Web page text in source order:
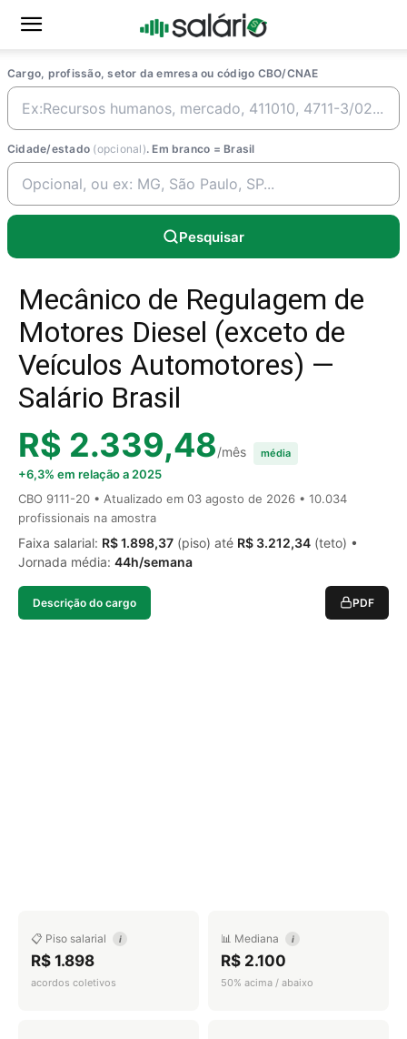
Cargo, profissão, setor da emresa ou código CBO/CNAE
Cidade/estado (opcional). Em branco = Brasil
Pesquisar
Mecânico de Regulagem de
Motores Diesel (exceto de
Veículos Automotores) —
Salário Brasil
R$ 2.339,48/mês média
+6,3% em relação a 2025
CBO 9111-20 • Atualizado em 03 agosto de 2026 • 10.034
profissionais na amostra
Faixa salarial: R$ 1.898,37 (piso) até R$ 3.212,34 (teto) •
Jornada média: 44h/semana
Descrição do cargo PDF
📋 Piso salarial i
R$ 1.898
acordos coletivos
📊 Mediana i
R$ 2.100
50% acima / abaixo